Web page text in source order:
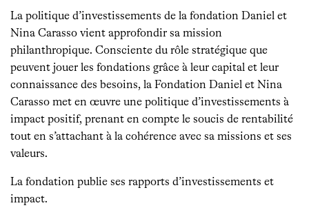
La politique d’investissements de la fondation Daniel et
Nina Carasso vient approfondir sa mission
philanthropique. Consciente du rôle stratégique que
peuvent jouer les fondations grâce à leur capital et leur
connaissance des besoins, la Fondation Daniel et Nina
Carasso met en œuvre une politique d’investissements à
impact positif, prenant en compte le soucis de rentabilité
tout en s’attachant à la cohérence avec sa missions et ses
valeurs.
La fondation publie ses rapports d’investissements et
impact.